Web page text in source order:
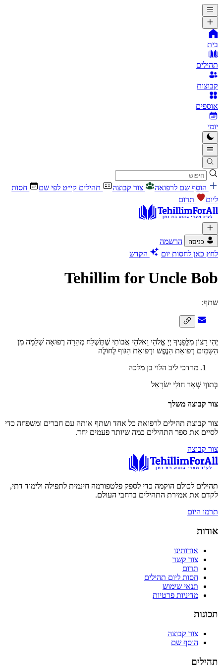
בית
תהילים
קבוצות
אוספים
יומי
הוסף שם לרפואה צור קבוצה תהילים קי״ט לפי שם
חסות
ליום
תרום
כניסה
הרשמה
לחץ כאן לחסות יום
הקדש
Tehillim for Uncle Bob
שתף:
יְהִי רָצוֹן מִלְְּפָנֶיךָ יְיָ אֱלֹהַי וֵאלֹהֵי אֲבוֹתַי שֶׁתְּשְׁלַח מְהֵרָה רְפוּאָה שְׁלֵמָה מִן
הַשָּמַיִם רְפוּאַת הַנֶפֶש וּרְפוּאַת הַגּוּף לְחוֹלֶה
מרדכי ליב הלוי בן מלכה
בְּתוֹךְ שְׁאָר חוֹלֵי ישׂרָאֵל
צור קבוצה משלך
צור קבוצת תהילים לרפואת כל אחד ושתף אותה עם חברים ומשפחה כדי
לסיים את ספר התהילים כמה שיותר פעמים יחד.
צור קבוצה
תהילים לכולם הוקמה כדי לספק פלטפורמה חינמית לתפילה ולימוד דתי,
לקדם את אמירת התהילים ברחבי העולם.
תרמו היום
אודות
אודותינו
צור קשר
תרום
חסות ליום תהילים
תנאי שימוש
מדיניות פרטיות
תכונות
צור קבוצה
הוסף שם
תהילים